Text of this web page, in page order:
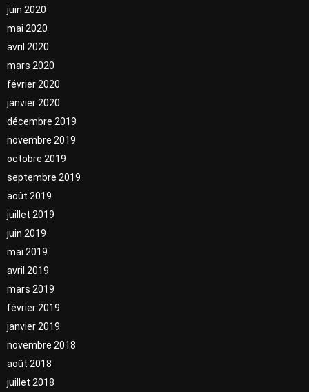
juin 2020
mai 2020
avril 2020
mars 2020
février 2020
janvier 2020
décembre 2019
novembre 2019
octobre 2019
septembre 2019
août 2019
juillet 2019
juin 2019
mai 2019
avril 2019
mars 2019
février 2019
janvier 2019
novembre 2018
août 2018
juillet 2018